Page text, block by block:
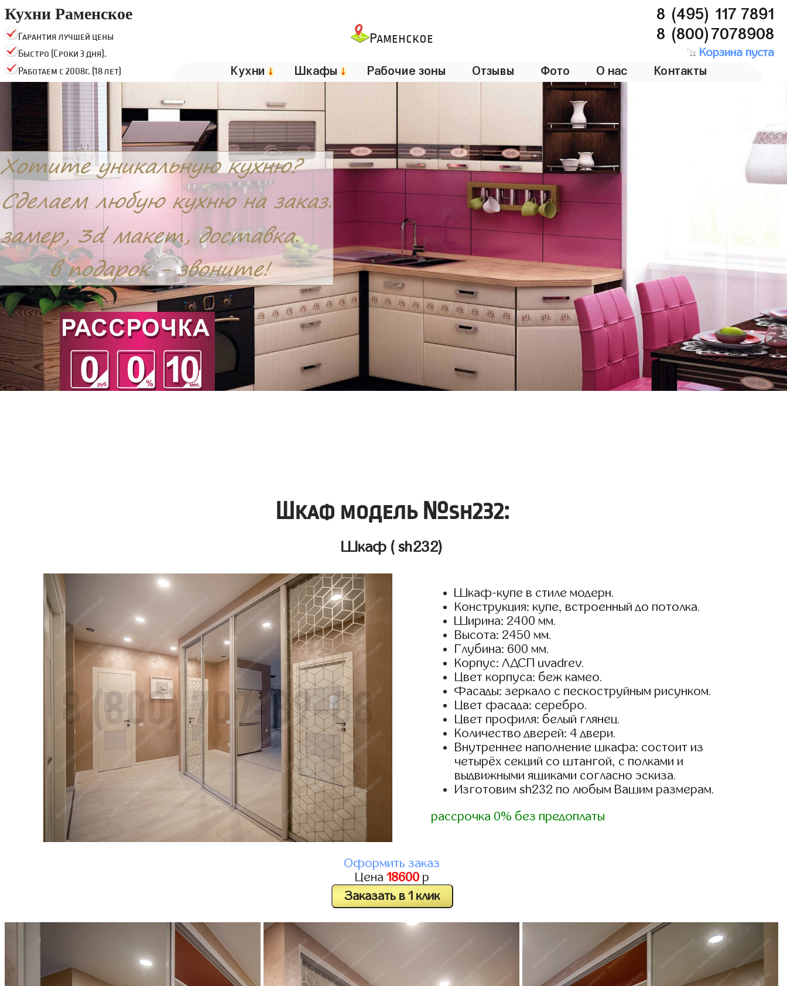
Кухни Раменское
Гарантия лучшей цены
Быстро (Сроки 3 дня).
Работаем с 2008г. (18 лет)
Раменское
8 (495) 117 7891
8 (800)7078908
Корзина пуста
Кухни↓ Шкафы↓ Рабочие зоны Отзывы Фото О нас Контакты
Шкаф модель №sh232:
Шкаф ( sh232)
Шкаф-купе в стиле модерн.
Конструкция: купе, встроенный до потолка.
Ширина: 2400 мм.
Высота: 2450 мм.
Глубина: 600 мм.
Корпус: ЛДСП uvadrev.
Цвет корпуса: беж камео.
Фасады: зеркало с пескоструйным рисунком.
Цвет фасада: серебро.
Цвет профиля: белый глянец.
Количество дверей: 4 двери.
Внутреннее наполнение шкафа: состоит из
четырёх секций со штангой, с полками и
выдвижными ящиками согласно эскиза.
Изготовим sh232 по любым Вашим размерам.
рассрочка 0% без предоплаты
Оформить заказ
Цена18600 р
Заказать в 1 клик